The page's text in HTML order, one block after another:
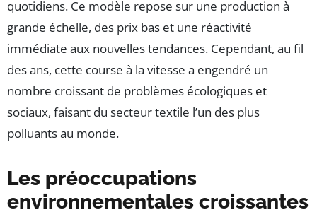
quotidiens. Ce modèle repose sur une production à
grande échelle, des prix bas et une réactivité
immédiate aux nouvelles tendances. Cependant, au fil
des ans, cette course à la vitesse a engendré un
nombre croissant de problèmes écologiques et
sociaux, faisant du secteur textile l’un des plus
polluants au monde.
Les préoccupations
environnementales croissantes